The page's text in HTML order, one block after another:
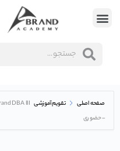
صفحه اصلی تقویم آموزشی
– حضوری